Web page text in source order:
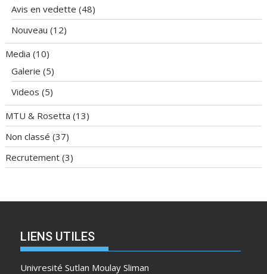
Avis en vedette (48)
Nouveau (12)
Media (10)
Galerie (5)
Videos (5)
MTU & Rosetta (13)
Non classé (37)
Recrutement (3)
LIENS UTILES
Univresité Sutlan Moulay Sliman